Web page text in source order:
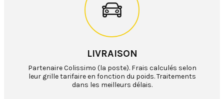
LIVRAISON
Partenaire Colissimo (la poste). Frais calculés selon
leur grille tarifaire en fonction du poids. Traitements
dans les meilleurs délais.